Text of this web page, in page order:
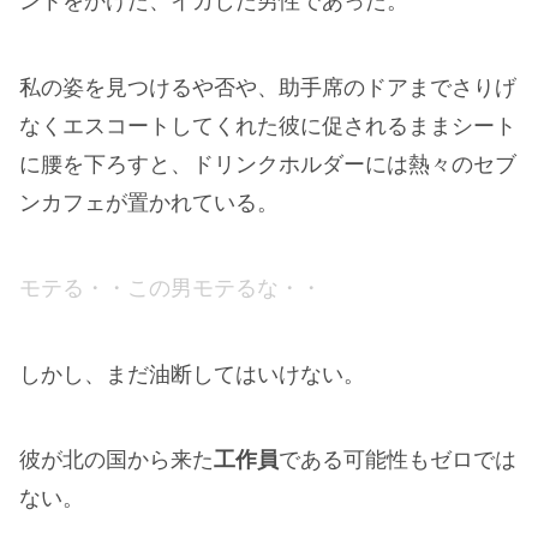
私の姿を見つけるや否や、助手席のドアまでさりげ
なくエスコートしてくれた彼に促されるままシート
に腰を下ろすと、ドリンクホルダーには熱々のセブ
ンカフェが置かれている。
モテる・・この男モテるな・・
しかし、まだ油断してはいけない。
彼が北の国から来た工作員である可能性もゼロでは
ない。